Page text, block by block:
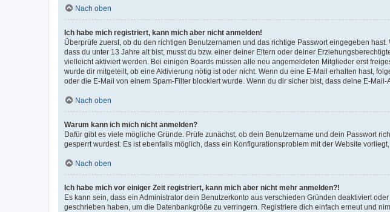
Nach oben
Ich habe mich registriert, kann mich aber nicht anmelden!
Überprüfe zuerst, ob du den richtigen Benutzernamen und das richtige Passwort eingegeben
dass du unter 13 Jahre alt bist, musst du bzw. einer deiner Eltern oder deiner
vielleicht aktiviert werden. Bei einigen Boards müssen alle neu angemeldeten Mitglieder erst
wurde dir mitgeteilt, ob eine Aktivierung nötig ist oder nicht. Wenn du eine E-Mail erhalten hast,
oder die E-Mail von einem Spam-Filter blockiert wurde. Wenn du dir sicher bist, dass deine E-
Nach oben
Warum kann ich mich nicht anmelden?
Dafür gibt es viele mögliche Gründe. Prüfe zunächst, ob dein Benutzername und dein Passwort
gesperrt wurdest. Es ist ebenfalls möglich, dass ein Konfigurationsproblem mit der Website
Nach oben
Ich habe mich vor einiger Zeit registriert, kann mich aber nicht mehr anmelden?!
Es kann sein, dass ein Administrator dein Benutzerkonto aus verschieden Gründen deaktiviert
geschrieben haben, um die Datenbankgröße zu verringern. Registriere dich einfach erneut und